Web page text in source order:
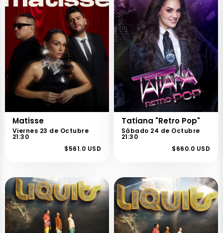
Matisse
Viernes 23 de Octubre
21:30
$561.0 USD
Tatiana "Retro Pop"
Sábado 24 de Octubre
21:30
$660.0 USD